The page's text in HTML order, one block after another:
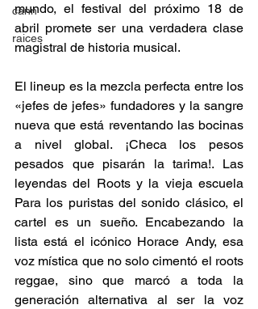
cann
raices
mundo, el festival del próximo 18 de
abril promete ser una verdadera clase
magistral de historia musical.
El lineup es la mezcla perfecta entre los
«jefes de jefes» fundadores y la sangre
nueva que está reventando las bocinas
a nivel global. ¡Checa los pesos
pesados que pisarán la tarima!. Las
leyendas del Roots y la vieja escuela
Para los puristas del sonido clásico, el
cartel es un sueño. Encabezando la
lista está el icónico Horace Andy, esa
voz mística que no solo cimentó el roots
reggae, sino que marcó a toda la
generación alternativa al ser la voz